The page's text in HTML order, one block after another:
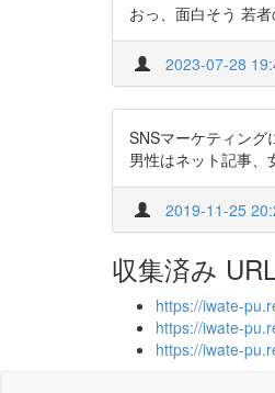
おっ、面白そう 若
2023-07-28
SNSマーケティング
男性はネット記事
2019-11-25
収集済み
https://iwate-
https://iwate-
https://iwate-